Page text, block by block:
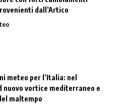
dall’Artico
meteo per l’Italia: nel
nuovo vortice mediterraneo e
maltempo